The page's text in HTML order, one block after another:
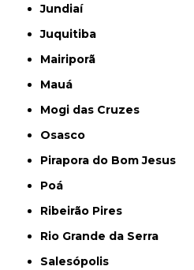
Jundiaí
Juquitiba
Mairiporã
Mauá
Mogi das Cruzes
Osasco
Pirapora do Bom Jesus
Poá
Ribeirão Pires
Rio Grande da Serra
Salesópolis